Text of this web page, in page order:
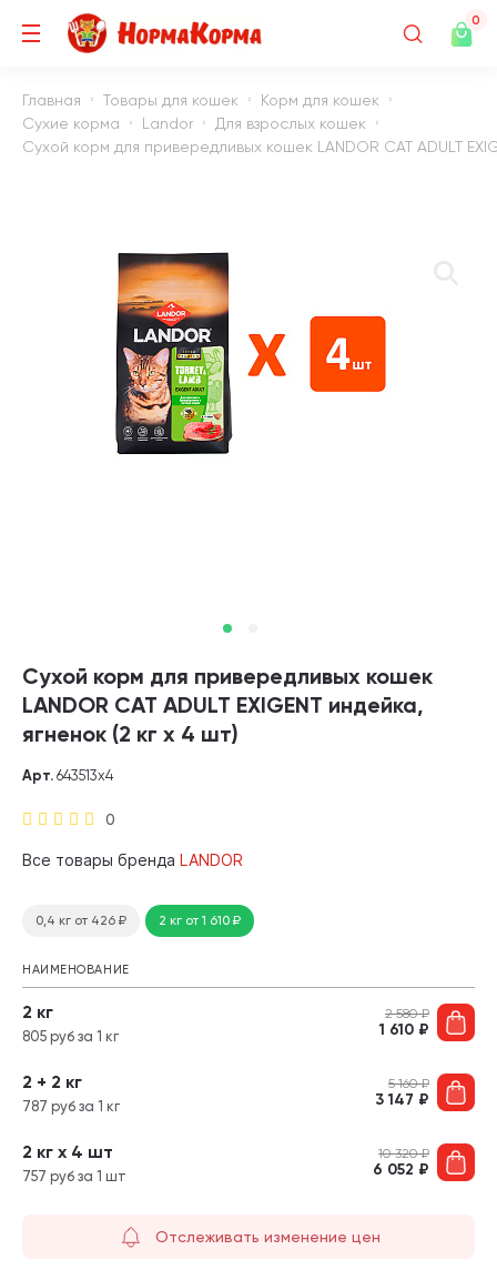
0
Главная Товары для кошек
Корм для кошек
Сухие корма
Landor
Для взрослых кошек
Сухой корм для привередливых кошек LANDOR CAT ADULT
Сухой корм для привередливых кошек
LANDOR CAT ADULT EXIGENT индейка,
ягненок (2 кг х 4 шт)
0
Арт. 643513х4
Все товары бренда LANDOR
0,4 кг от 426 ₽ 2 кг от 1 610₽
НАИМЕНОВАНИЕ
2 кг
805 руб за 1 кг
2 580₽
1 610 ₽
2 + 2 кг
787 руб за 1 кг
5 160₽
3 147 ₽
2 кг х 4 шт
757 руб за 1 шт
10 320₽
6 052 ₽
Отслеживать изменение цен